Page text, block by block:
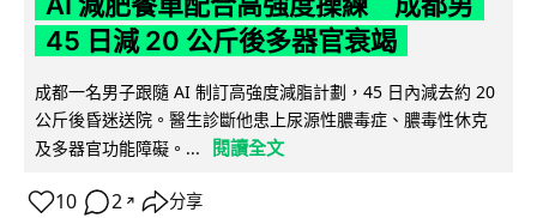
45 日減 20 公斤後多器官衰竭
成都一名男子跟隨 AI 制訂高強度減脂計劃，45 日內減去約 20
公斤後昏迷送院。醫生診斷他患上尿源性膿毒症、膿毒性休克
及多器官功能障礙。...
閱讀全文
10 2 ↗ 分享